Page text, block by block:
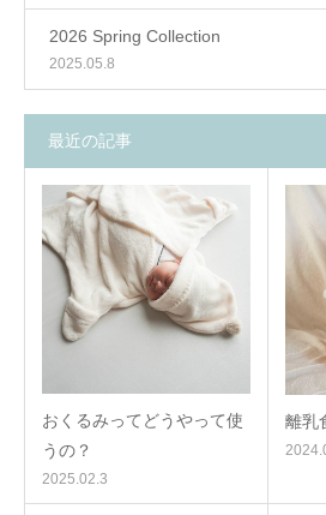
2026 Spring Collection
2025.05.8
最近の記事
おくるみってどうやって使
うの？
2025.02.3
離乳